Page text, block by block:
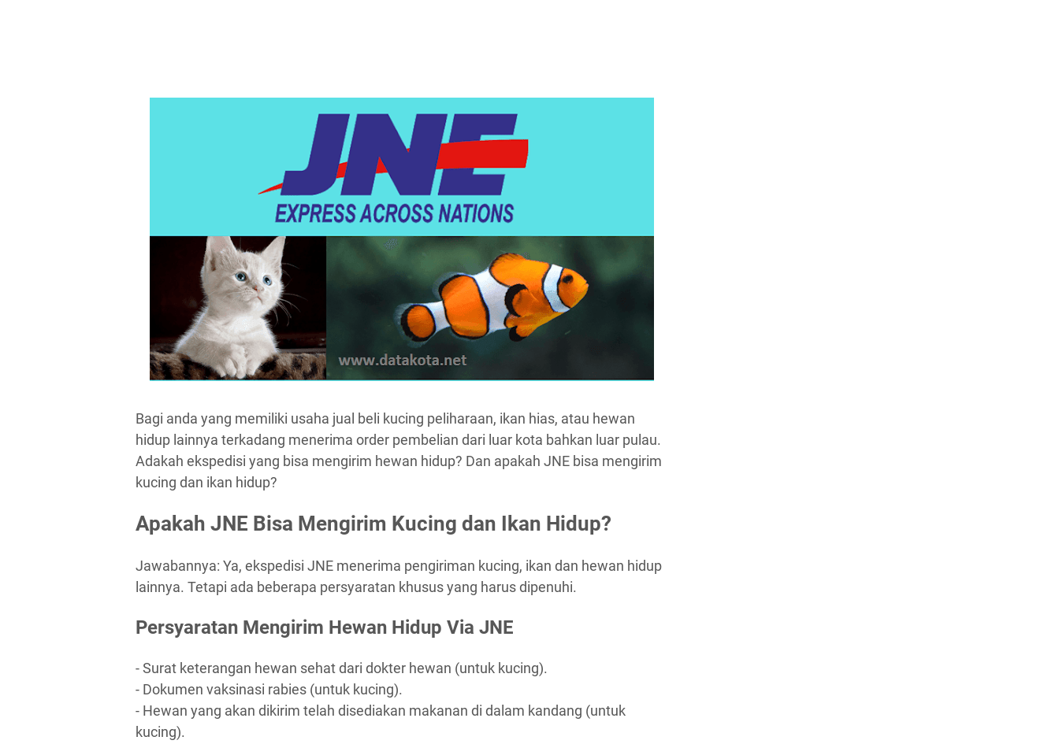
Bagi anda yang memiliki usaha jual beli kucing peliharaan, ikan hias, atau hewan
hidup lainnya terkadang menerima order pembelian dari luar kota bahkan luar pulau.
Adakah ekspedisi yang bisa mengirim hewan hidup? Dan apakah JNE bisa mengirim
kucing dan ikan hidup?
Apakah JNE Bisa Mengirim Kucing dan Ikan Hidup?
Jawabannya: Ya, ekspedisi JNE menerima pengiriman kucing, ikan dan hewan hidup
lainnya. Tetapi ada beberapa persyaratan khusus yang harus dipenuhi.
Persyaratan Mengirim Hewan Hidup Via JNE
- Surat keterangan hewan sehat dari dokter hewan (untuk kucing).
- Dokumen vaksinasi rabies (untuk kucing).
- Hewan yang akan dikirim telah disediakan makanan di dalam kandang (untuk
kucing).